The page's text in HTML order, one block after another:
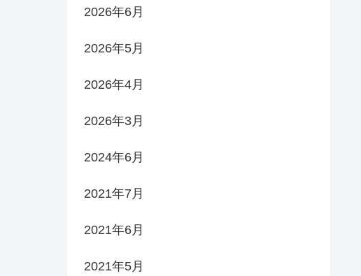
2026年6月
2026年5月
2026年4月
2026年3月
2024年6月
2021年7月
2021年6月
2021年5月